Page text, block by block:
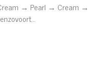
→ Pearl → Cream →